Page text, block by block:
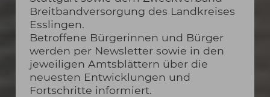
Breitbandversorgung des Landkreises
Esslingen.
Betroffene Bürgerinnen und Bürger
werden per Newsletter sowie in den
jeweiligen Amtsblättern über die
neuesten Entwicklungen und
Fortschritte informiert.